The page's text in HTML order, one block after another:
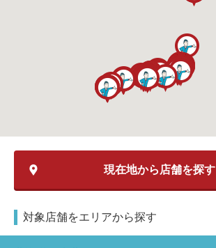
現在地から店舗を探す
対象店舗をエリアから探す